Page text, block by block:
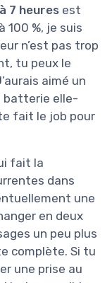
7 heures est
100 %, je suis
n’est pas trop
tu peux le
aimé un
batterie elle-
fait le job pour
fait la
dans
une
en deux
un peu plus
complète. Si tu
une prise au